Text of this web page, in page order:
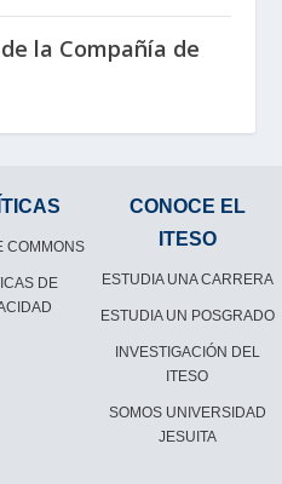
la Compañía de
COMMONS
DE
CONOCE EL
ITESO
ESTUDIA UNA CARRERA
ESTUDIA UN POSGRADO
INVESTIGACIÓN DEL
ITESO
SOMOS UNIVERSIDAD
JESUITA